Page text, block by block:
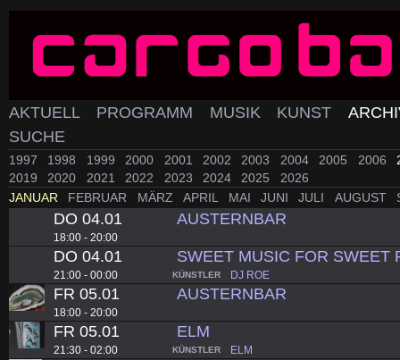
AKTUELL PROGRAMM MUSIK KUNST
SUCHE
1997 1998 1999 2000 2001 2002 2003 2004 2005 2006
2019
2020 2021 2022 2023 2024 2025
2026
JANUAR
FEBRUAR MÄRZ APRIL MAI JUNI JULI AUGUST
DO 04.01
18:00 - 20:00
AUSTERNBAR
DO 04.01
21:00 - 00:00
SWEET MUSIC FOR SWEET
KÜNSTLER DJ ROE
FR 05.01
18:00 - 20:00
AUSTERNBAR
FR 05.01
21:30 - 02:00
ELM
KÜNSTLER ELM